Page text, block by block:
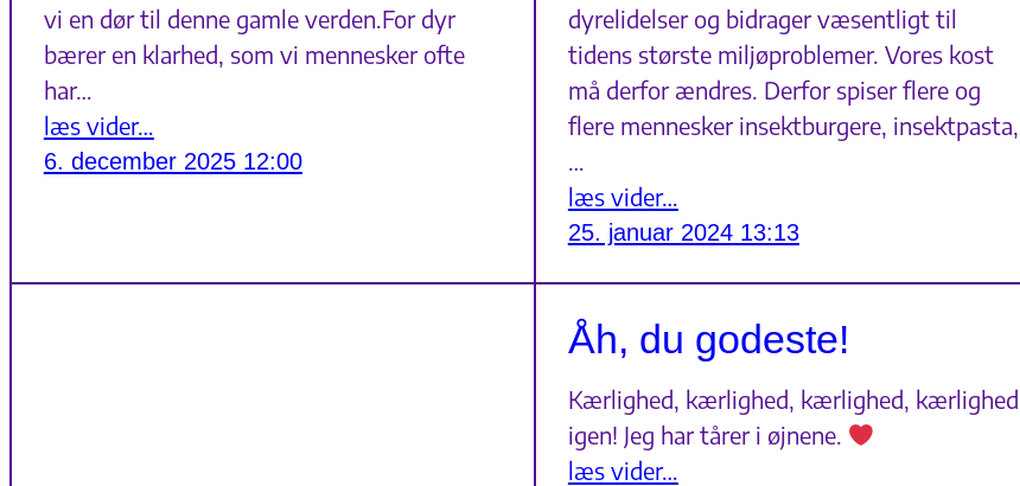
vi en dør til denne gamle verden.For dyr
bærer en klarhed, som vi mennesker ofte
har…
læs vider…
6. december 2025 12:00
dyrelidelser og bidrager væsentligt til
tidens største miljøproblemer. Vores kost
må derfor ændres. Derfor spiser flere og
flere mennesker insektburgere, insektpasta,
…
læs vider…
25. januar 2024 13:13
Åh, du godeste!
Kærlighed, kærlighed, kærlighed, kærlighed
igen! Jeg har tårer i øjnene.
læs vider…